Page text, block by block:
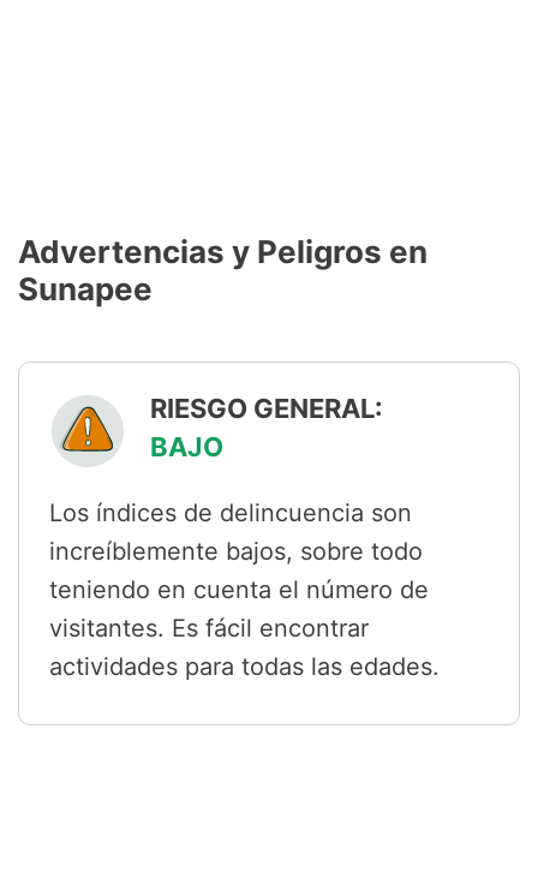
Advertencias y Peligros en
Sunapee
RIESGO GENERAL:
BAJO
Los índices de delincuencia son
increíblemente bajos, sobre todo
teniendo en cuenta el número de
visitantes. Es fácil encontrar
actividades para todas las edades.